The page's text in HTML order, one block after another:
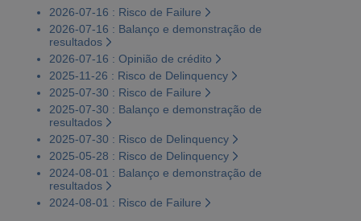
2026-07-16 : Risco de Failure
2026-07-16 : Balanço e demonstração de
resultados
2026-07-16 : Opinião de crédito
2025-11-26 : Risco de Delinquency
2025-07-30 : Risco de Failure
2025-07-30 : Balanço e demonstração de
resultados
2025-07-30 : Risco de Delinquency
2025-05-28 : Risco de Delinquency
2024-08-01 : Balanço e demonstração de
resultados
2024-08-01 : Risco de Failure